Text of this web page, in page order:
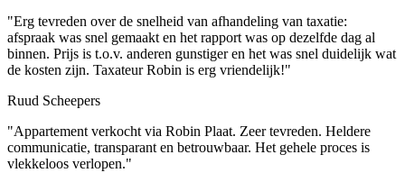
"Erg tevreden over de snelheid van afhandeling van taxatie:
afspraak was snel gemaakt en het rapport was op dezelfde dag al
binnen. Prijs is t.o.v. anderen gunstiger en het was snel duidelijk wat
de kosten zijn. Taxateur Robin is erg vriendelijk!"
Ruud Scheepers
"Appartement verkocht via Robin Plaat. Zeer tevreden. Heldere
communicatie, transparant en betrouwbaar. Het gehele proces is
vlekkeloos verlopen."